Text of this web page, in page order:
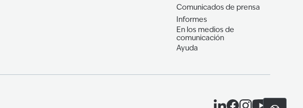
Comunicados de prensa
Informes
En los medios de
comunicación
Ayuda